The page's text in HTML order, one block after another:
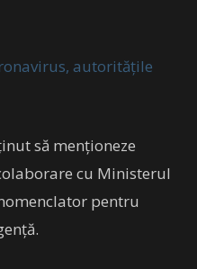
autoritățile
să menționeze
cu Ministerul
pentru